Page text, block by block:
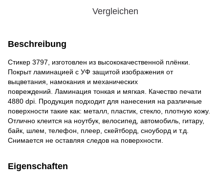
Vergleichen
Beschreibung
Стикер 3797, изготовлен из высококачественной плёнки.
Покрыт ламинацией с УФ защитой изображения от
выцветания, намокания и механических
повреждений. Ламинация тонкая и мягкая. Качество печати
4880 dpi. Продукция подходит для нанесения на различные
поверхности такие как: металл, пластик, стекло, плотную кожу.
Отлично клеится на ноутбук, велосипед, автомобиль, гитару,
байк, шлем, телефон, плеер, скейтборд, сноуборд и т.д.
Снимается не оставляя следов на поверхности.
Eigenschaften